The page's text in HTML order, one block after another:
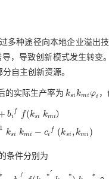
多种途径向本地企业溢出
，导致创新模式发生转
自主创新资源。
的实际生产率为 ksi kmi φi
ksikmiφi
bi
f f(ksi kmi
i k mi ）
1 ksi kmi − ci
f (ksi , kmi )
if (k si,km i)
条件分别为
* f * * *